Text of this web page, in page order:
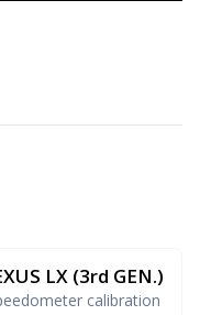
LX (3rd GEN.)
calibration